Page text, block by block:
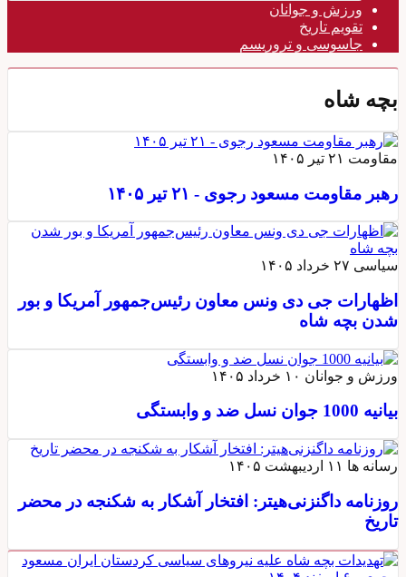
ورزش و جوانان
تقویم تاريخ
جاسوسی و تروریسم
بچه شاه
مقاومت ۲۱ تیر ۱۴۰۵
رهبر مقاومت مسعود رجوی - ۲۱ تیر ۱۴۰۵
سیاسی ۲۷ خرداد ۱۴۰۵
اظهارات جی دی ونس معاون رئیس‌جمهور آمریکا و بور
شدن بچه شاه
ورزش و جوانان ۱۰ خرداد ۱۴۰۵
بیانیه 1000 جوان نسل ضد و وابستگی
رسانه ها ۱۱ اردیبهشت ۱۴۰۵
روزنامه داگنزنی‌هیتر: افتخار آشکار به شکنجه در محضر
تاریخ